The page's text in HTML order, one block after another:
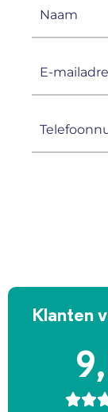
Klanten
